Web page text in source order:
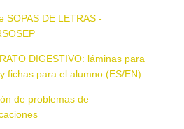
SOPAS DE LETRAS -
DIGESTIVO: láminas para
fichas para el alumno (ES/EN)
de problemas de